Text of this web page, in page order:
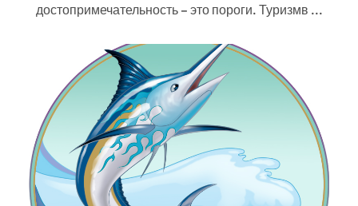
достопримечательность – это пороги. Туризмв ...